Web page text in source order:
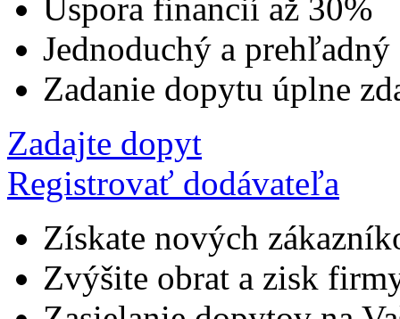
Úspora financií až 30%
Jednoduchý a prehľadný
Zadanie dopytu úplne
Zadajte dopyt
Registrovať dodávateľa
Získate nových
Zvýšite obrat a zisk